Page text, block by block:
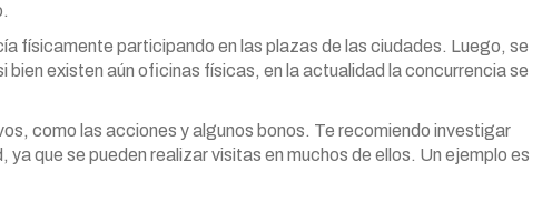
físicamente participando en las plazas de las ciudades. Luego, se
existen aún oficinas físicas, en la actualidad la concurrencia se
como las acciones y algunos bonos. Te recomiendo investigar
que se pueden realizar visitas en muchos de ellos. Un ejemplo es